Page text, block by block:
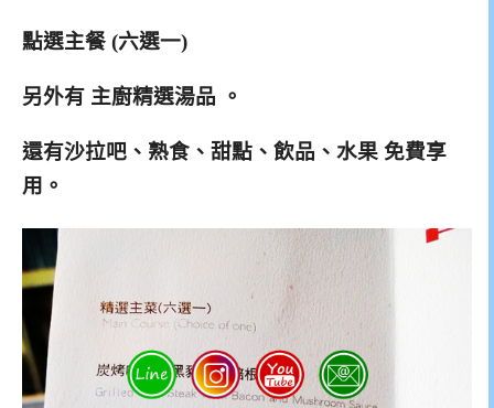
點選主餐 (六選一)
另外有 主廚精選湯品 。
還有沙拉吧、熟食、甜點、飲品、水果 免費享
用。